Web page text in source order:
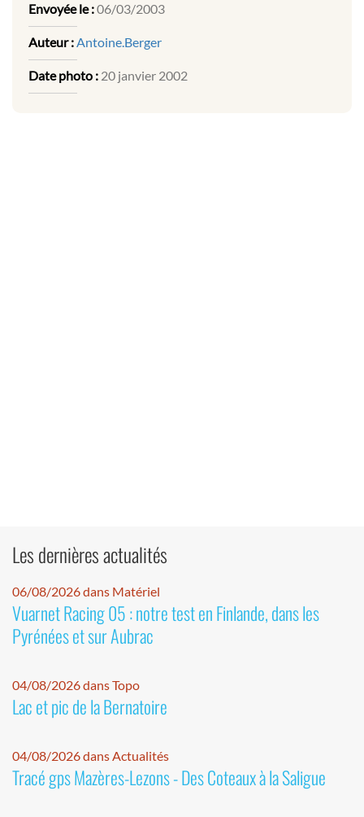
Envoyée le :06/03/2003
Auteur :Antoine.Berger
Date photo : 20 janvier 2002
Les dernières actualités
06/08/2026 dans Matériel
Vuarnet Racing 05 : notre test en Finlande, dans les
Pyrénées et sur Aubrac
04/08/2026 dans Topo
Lac et pic de la Bernatoire
04/08/2026 dans Actualités
Tracé gps Mazères-Lezons - Des Coteaux à la Saligue